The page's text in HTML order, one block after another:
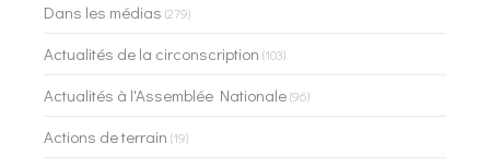
Dans les médias (279)
Actualités de la circonscription (103)
Actualités à l'Assemblée Nationale(96)
Actions de terrain (19)